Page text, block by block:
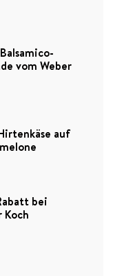
vom Weber
auf
bei
Koch